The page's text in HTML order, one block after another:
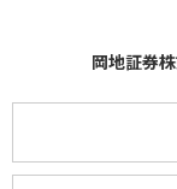
岡地証券